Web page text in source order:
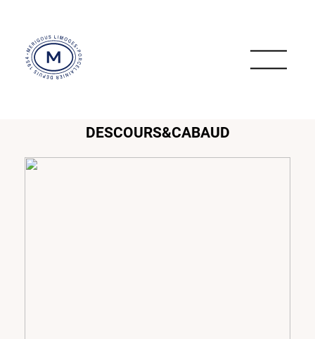
DESCOURS&CABAUD